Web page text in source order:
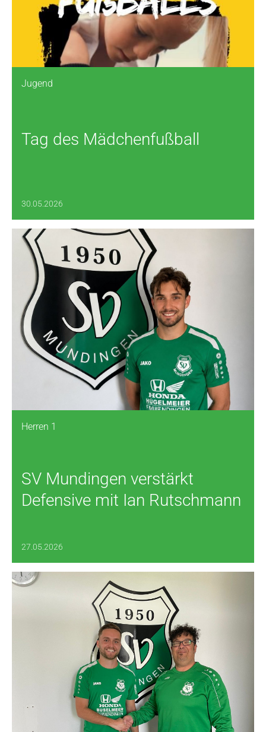
Jugend
Tag des Mädchenfußball
30.05.2026
Herren 1
SV Mundingen verstärkt
Defensive mit Ian Rutschmann
27.05.2026